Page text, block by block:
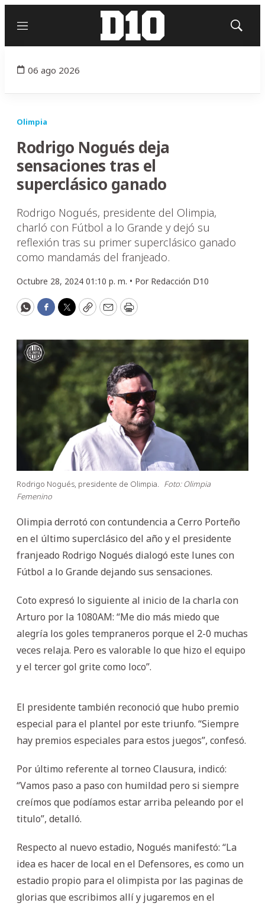
Menú
Mostrar
06 ago 2026
Olimpia
Rodrigo Nogués deja
sensaciones tras el
superclásico ganado
Rodrigo Nogués, presidente del Olimpia,
charló con Fútbol a lo Grande y dejó su
reflexión tras su primer superclásico ganado
como mandamás del franjeado.
Octubre 28, 2024 01:10 p. m. • Por Redacción D10
WhatsApp
Facebook
Twitter
CopyEmailPrint
Rodrigo Nogués, presidente de Olimpia. Foto: Olimpia
Femenino
Olimpia derrotó con contundencia a Cerro Porteño
en el último superclásico del año y el presidente
franjeado Rodrigo Nogués dialogó este lunes con
Fútbol a lo Grande dejando sus sensaciones.
Coto expresó lo siguiente al inicio de la charla con
Arturo por la 1080AM: “Me dio más miedo que
alegría los goles tempraneros porque el 2-0 muchas
veces relaja. Pero es valorable lo que hizo el equipo
y el tercer gol grite como loco”.
El presidente también reconoció que hubo premio
especial para el plantel por este triunfo. “Siempre
hay premios especiales para estos juegos”, confesó.
Por último referente al torneo Clausura, indicó:
“Vamos paso a paso con humildad pero si siempre
creímos que podíamos estar arriba peleando por el
titulo”, detalló.
Respecto al nuevo estadio, Nogués manifestó: “La
idea es hacer de local en el Defensores, es como un
estadio propio para el olimpista por las paginas de
glorias que escribimos allí y jugaremos en el